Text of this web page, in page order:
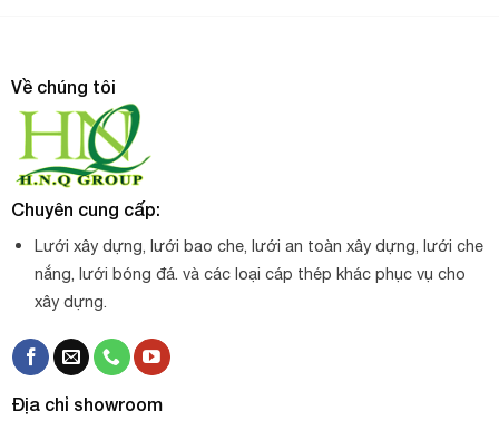
Kích thước lỗ lưới: 64 lỗ trên 1cm2
Màu: trắng
Chất liệu: HDPE
Xuất xứ: Việt Nam.
Độ bền : 2 năm
Ứng dụng của dòng Lưới chống côn trùng
Dòng lưới này có ô lưới cực dày, có thể ngăn chặn tất cả
các loại côn trùng xâm nhập vào nhà lưới bảo vệ cây
Về chúng tôi
Chuyên cung cấp:
Lưới xây dựng, lưới bao che, lưới an toàn xây dựng, lưới che
nắng, lưới bóng đá. và các loại cáp thép khác phục vụ cho
xây dựng.
Địa chỉ showroom